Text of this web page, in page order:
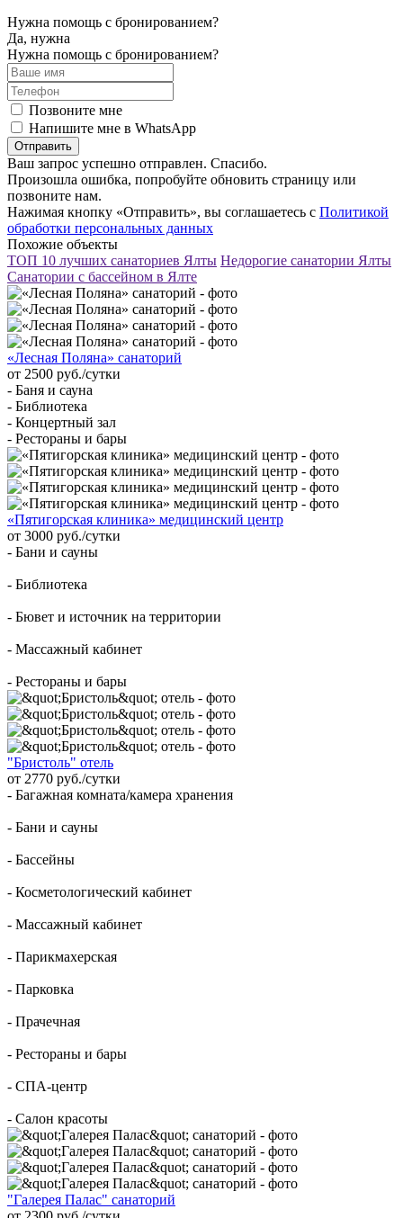
Нужна помощь с бронированием?
Да, нужна
Нужна помощь с бронированием?
Позвоните мне
Напишите мне в WhatsApp
Отправить
Ваш запрос успешно отправлен. Спасибо.
Произошла ошибка, попробуйте обновить страницу или
позвоните нам.
Нажимая кнопку «Отправить», вы соглашаетесь с Политикой
обработки персональных данных
Похожие объекты
ТОП 10 лучших санаториев Ялты Недорогие санатории Ялты
Санатории с бассейном в Ялте
«Лесная Поляна» санаторий
от 2500 руб./сутки
- Баня и сауна
- Библиотека
- Концертный зал
- Рестораны и бары
«Пятигорская клиника» медицинский центр
от 3000 руб./сутки
- Бани и сауны
- Библиотека
- Бювет и источник на территории
- Массажный кабинет
- Рестораны и бары
"Бристоль" отель
от 2770 руб./сутки
- Багажная комната/камера хранения
- Бани и сауны
- Бассейны
- Косметологический кабинет
- Массажный кабинет
- Парикмахерская
- Парковка
- Прачечная
- Рестораны и бары
- СПА-центр
- Салон красоты
"Галерея Палас" санаторий